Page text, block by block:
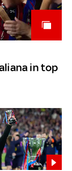
in top